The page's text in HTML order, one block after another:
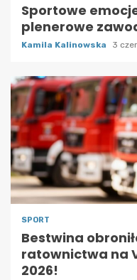
Sportowe
plenerowe
Kamila Kalinowska 3
SPORT
Bestwina
ratownictwa na
2026!